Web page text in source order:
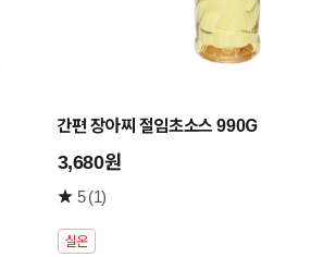
간편 장아찌 절임초소스 990G
3,680원
5 (1)
실온